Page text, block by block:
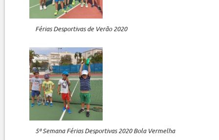
Férias Desportivas de Verão 2020
5ª Semana Férias Desportivas 2020 Bola Vermelha